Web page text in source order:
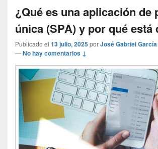
¿Qué es una aplicación de
única (SPA) y por qué está
Publicado el 13 julio, 2025porJosé Gabriel
—No hay comentarios ↓